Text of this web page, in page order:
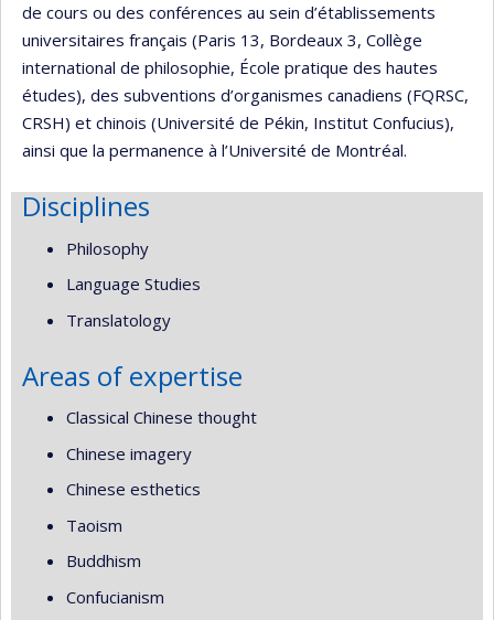
de cours ou des conférences au sein d’établissements
universitaires français (Paris 13, Bordeaux 3, Collège
international de philosophie, École pratique des hautes
études), des subventions d’organismes canadiens (FQRSC,
CRSH) et chinois (Université de Pékin, Institut Confucius),
ainsi que la permanence à l’Université de Montréal.
Disciplines
Philosophy
Language Studies
Translatology
Areas of expertise
Classical Chinese thought
Chinese imagery
Chinese esthetics
Taoism
Buddhism
Confucianism